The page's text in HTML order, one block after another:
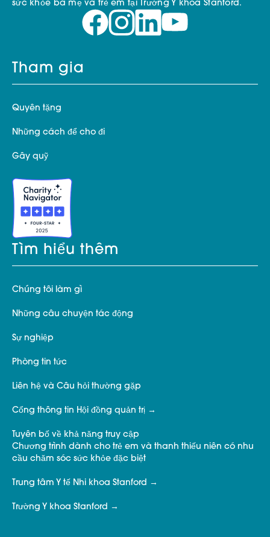
sức khỏe bà mẹ và trẻ em tại Trường Y khoa Stanford.
Tham gia
Quyên tặng
Những cách để cho đi
Gây quỹ
Tìm hiểu thêm
Chúng tôi làm gì
Những câu chuyện tác động
Sự nghiệp
Phòng tin tức
Liên hệ và Câu hỏi thường gặp
Cổng thông tin Hội đồng quản trị
Tuyên bố về khả năng truy cập
Chương trình dành cho trẻ em và thanh thiếu niên có nhu
cầu chăm sóc sức khỏe đặc biệt
Trung tâm Y tế Nhi khoa Stanford
Trường Y khoa Stanford